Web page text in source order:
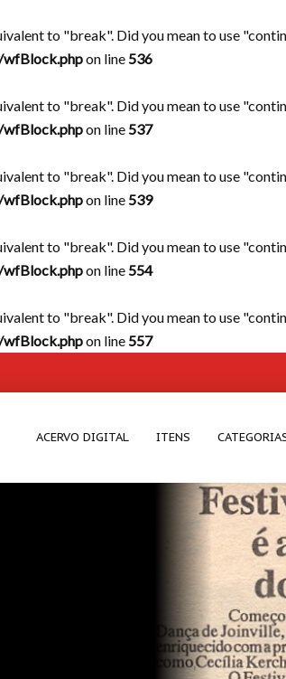
to "break". Did you mean to use
on line536
to "break". Did you mean to use
on line537
to "break". Did you mean to use
on line539
to "break". Did you mean to use
on line554
to "break". Did you mean to use
on line557
ACERVO DIGITAL ITENS